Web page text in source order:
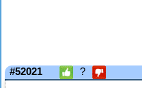
#52021 ?